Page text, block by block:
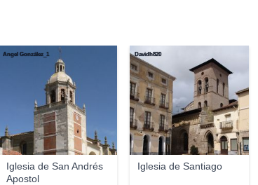
Iglesia de San Andrés
Apostol
Ángel González_1
Iglesia de Santiago
Davidh820